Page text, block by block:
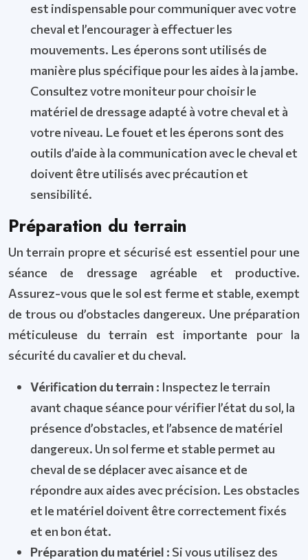
est indispensable pour communiquer avec votre
cheval et l’encourager à effectuer les
mouvements. Les éperons sont utilisés de
manière plus spécifique pour les aides à la jambe.
Consultez votre moniteur pour choisir le
matériel de dressage adapté à votre cheval et à
votre niveau. Le fouet et les éperons sont des
outils d’aide à la communication avec le cheval et
doivent être utilisés avec précaution et
sensibilité.
Préparation du terrain
Un terrain propre et sécurisé est essentiel pour une
séance de dressage agréable et productive.
Assurez-vous que le sol est ferme et stable, exempt
de trous ou d’obstacles dangereux. Une préparation
méticuleuse du terrain est importante pour la
sécurité du cavalier et du cheval.
Vérification du terrain : Inspectez le terrain
avant chaque séance pour vérifier l’état du sol, la
présence d’obstacles, et l’absence de matériel
dangereux. Un sol ferme et stable permet au
cheval de se déplacer avec aisance et de
répondre aux aides avec précision. Les obstacles
et le matériel doivent être correctement fixés
et en bon état.
Préparation du matériel : Si vous utilisez des